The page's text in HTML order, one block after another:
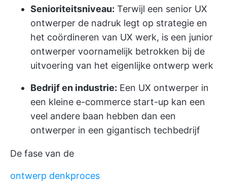
Senioriteitsniveau: Terwijl een senior UX
ontwerper de nadruk legt op strategie en
het coördineren van UX werk, is een junior
ontwerper voornamelijk betrokken bij de
uitvoering van het eigenlijke ontwerp werk
Bedrijf en industrie: Een UX ontwerper in
een kleine e-commerce start-up kan een
veel andere baan hebben dan een
ontwerper in een gigantisch techbedrijf
De fase van de
ontwerp denkproces